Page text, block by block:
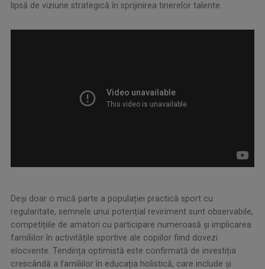
lipsă de viziune strategică în sprijinirea tinerelor talente.
Deși doar o mică parte a populației practică sport cu
regularitate, semnele unui potențial reviriment sunt observabile,
competițiile de amatori cu participare numeroasă și implicarea
familiilor în activitățile sportive ale copiilor fiind dovezi
elocvente. Tendința optimistă este confirmată de investiția
crescândă a familiilor în educația holistică, care include și